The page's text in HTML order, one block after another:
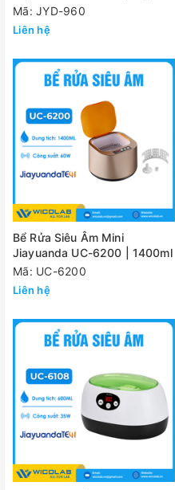
Chỉnh Kích Thước
Mã: JYD-960
Liên hệ
Bể Rửa Siêu Âm Mini
Jiayuanda UC-6200 | 1400ml
Mã: UC-6200
Liên hệ